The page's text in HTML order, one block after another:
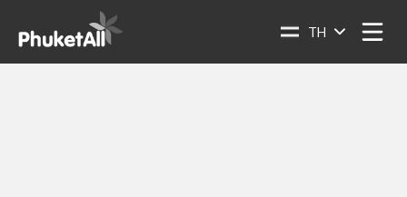
TH